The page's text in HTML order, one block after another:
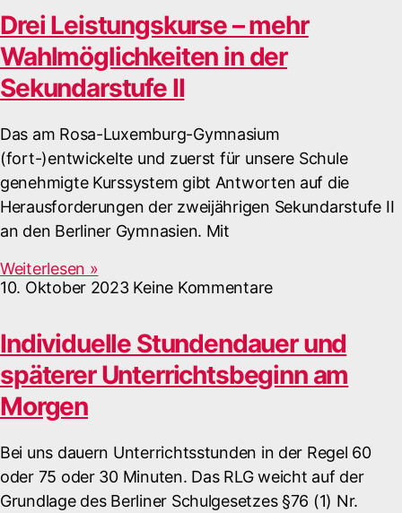
Drei Leistungskurse – mehr
Wahlmöglichkeiten in der
Sekundarstufe II
Das am Rosa-Luxemburg-Gymnasium
(fort-)entwickelte und zuerst für unsere Schule
genehmigte Kurssystem gibt Antworten auf die
Herausforderungen der zweijährigen Sekundarstufe II
an den Berliner Gymnasien. Mit
Weiterlesen »
10. Oktober 2023 Keine Kommentare
Individuelle Stundendauer und
späterer Unterrichtsbeginn am
Morgen
Bei uns dauern Unterrichtsstunden in der Regel 60
oder 75 oder 30 Minuten. Das RLG weicht auf der
Grundlage des Berliner Schulgesetzes §76 (1) Nr.